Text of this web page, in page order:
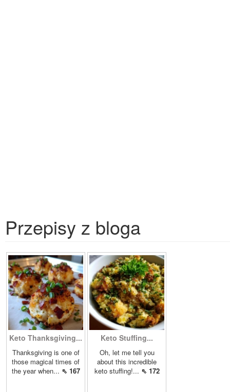
Przepisy z bloga
Keto Thanksgiving...
Thanksgiving is one of
those magical times of
the year when... ⇖ 167
Keto Stuffing...
Oh, let me tell you
about this incredible
keto stuffing!... ⇖ 172